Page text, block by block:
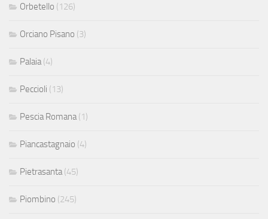
Orbetello (126)
Orciano Pisano (3)
Palaia (4)
Peccioli (13)
Pescia Romana (1)
Piancastagnaio (4)
Pietrasanta (45)
Piombino (245)